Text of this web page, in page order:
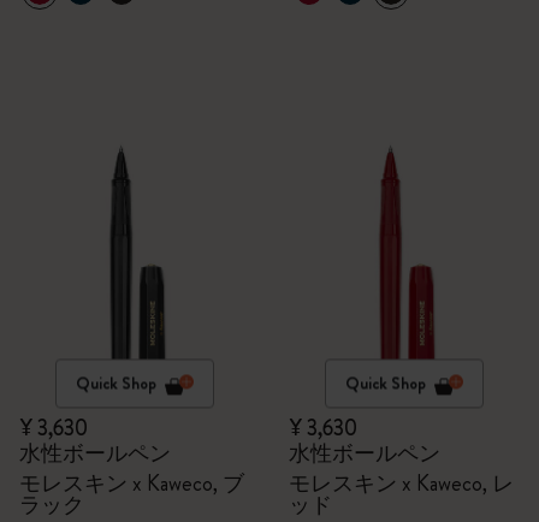
Quick Shop
¥ 3,630
水性ボールペン
モレスキン x Kaweco, ブ
ラック
Quick Shop
¥ 3,630
水性ボールペン
モレスキン x Kaweco, レ
ッド